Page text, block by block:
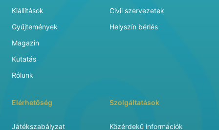
Kiállítások
Gyűjtemények
Magazin
Kutatás
Rólunk
Civil szervezetek
Helyszín bérlés
Elérhetőség
Játékszabályzat
Szolgáltatások
Közérdekű információk